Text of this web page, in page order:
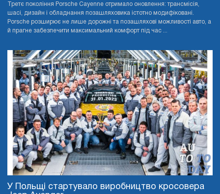
Третє покоління Porsche Cayenne отримало оновлення: трансмісія,
шасі, дизайн і обладнання позашляховика істотно модифіковані.
Porsche розширює не лише дорожні та позашляхові можливості авто, а
й прагне забезпечити максимальний комфорт під час ...
У Польщі стартувало виробництво кросовера